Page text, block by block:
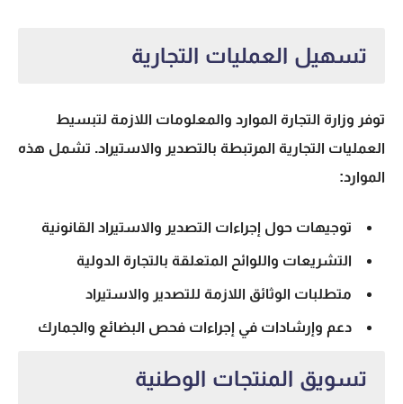
تسهيل العمليات التجارية
توفر وزارة التجارة الموارد والمعلومات اللازمة لتبسيط
العمليات التجارية المرتبطة بالتصدير والاستيراد. تشمل هذه
الموارد:
توجيهات حول إجراءات التصدير والاستيراد القانونية
التشريعات واللوائح المتعلقة بالتجارة الدولية
متطلبات الوثائق اللازمة للتصدير والاستيراد
دعم وإرشادات في إجراءات فحص البضائع والجمارك
تسويق المنتجات الوطنية